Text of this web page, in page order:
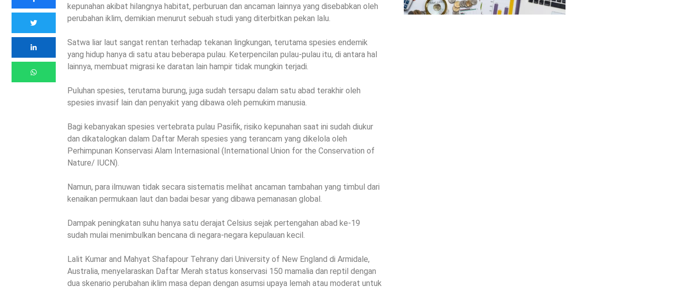
kepunahan akibat hilangnya habitat, perburuan dan ancaman lainnya yang disebabkan oleh
perubahan iklim, demikian menurut sebuah studi yang diterbitkan pekan lalu.
Satwa liar laut sangat rentan terhadap tekanan lingkungan, terutama spesies endemik
yang hidup hanya di satu atau beberapa pulau. Keterpencilan pulau-pulau itu, di antara hal
lainnya, membuat migrasi ke daratan lain hampir tidak mungkin terjadi.
Puluhan spesies, terutama burung, juga sudah tersapu dalam satu abad terakhir oleh
spesies invasif lain dan penyakit yang dibawa oleh pemukim manusia.
Bagi kebanyakan spesies vertebrata pulau Pasifik, risiko kepunahan saat ini sudah diukur
dan dikatalogkan dalam Daftar Merah spesies yang terancam yang dikelola oleh
Perhimpunan Konservasi Alam Internasional (International Union for the Conservation of
Nature/ IUCN).
Namun, para ilmuwan tidak secara sistematis melihat ancaman tambahan yang timbul dari
kenaikan permukaan laut dan badai besar yang dibawa pemanasan global.
Dampak peningkatan suhu hanya satu derajat Celsius sejak pertengahan abad ke-19
sudah mulai menimbulkan bencana di negara-negara kepulauan kecil.
Lalit Kumar and Mahyat Shafapour Tehrany dari University of New England di Armidale,
Australia, menyelaraskan Daftar Merah status konservasi 150 mamalia dan reptil dengan
dua skenario perubahan iklim masa depan dengan asumsi upaya lemah atau moderat untuk